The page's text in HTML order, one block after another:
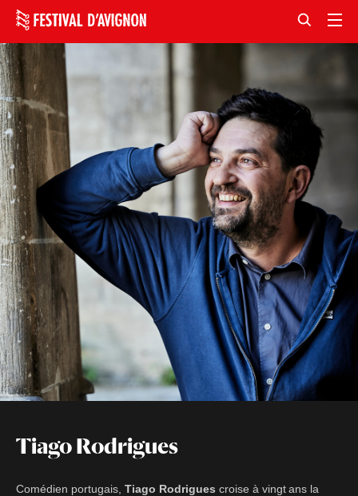
Tiago Rodrigues
Comédien portugais, Tiago Rodrigues croise à vingt ans la